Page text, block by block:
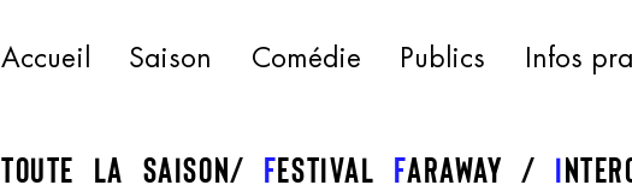
Accueil Saison Comédie Publics Infos
Toute la saison festival faraway I